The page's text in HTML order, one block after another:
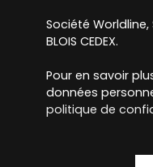
Société Worldline,
BLOIS CEDEX.
Pour en savoir
données
politique de